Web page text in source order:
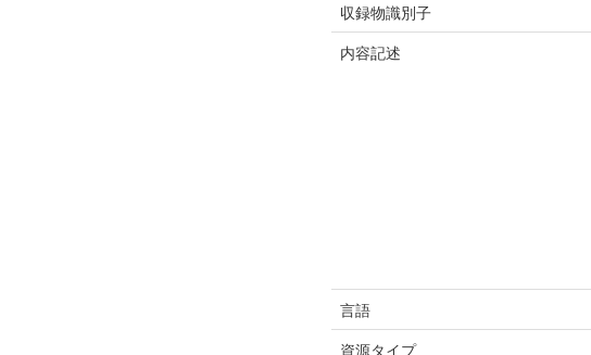
収録物識別子
内容記述
言語
資源タイプ